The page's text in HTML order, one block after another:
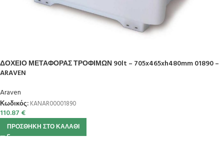
ΔΟΧΕΙΟ ΜΕΤΑΦΟΡΑΣ ΤΡΟΦΙΜΩΝ 90lt – 705x465xh480mm 01890 –
ARAVEN
Araven
Κωδικός: KANAR00001890
110.87 €
ΠΡΟΣΘΉΚΗ ΣΤΟ ΚΑΛΆΘΙ